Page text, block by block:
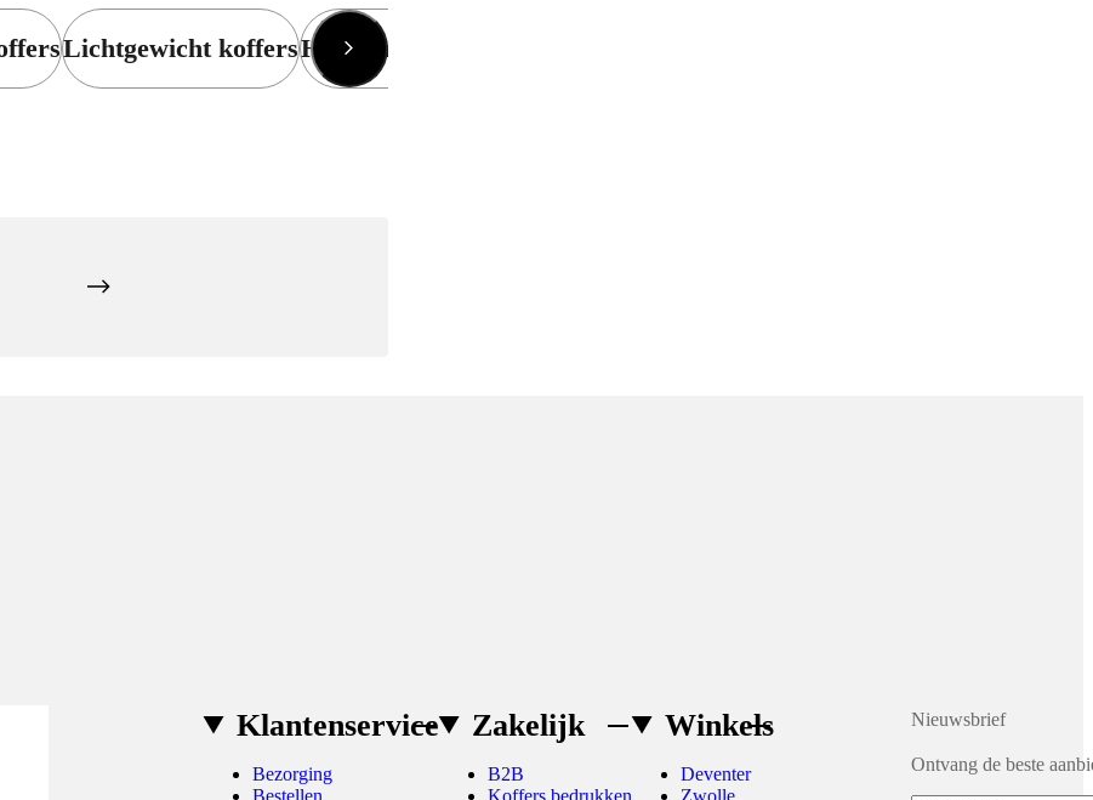
Lichtgewicht koffersHandbagage trolleys
Klantenservice
Bezorging
Bestellen
Zakelijk
B2B
Koffers bedrukken
Winkels
Deventer
Zwolle
Nieuwsbrief
Ontvang de beste